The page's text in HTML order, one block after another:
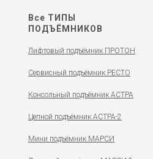
Все ТИПЫ
ПОДЪЁМНИКОВ
Лифтовый подъёмник ПРОТОН
Сервисный подъёмник РЕСТО
Консольный подъёмник АСТРА
Цепной подъёмник АСТРА-2
Мини подъёмник МАРСИ